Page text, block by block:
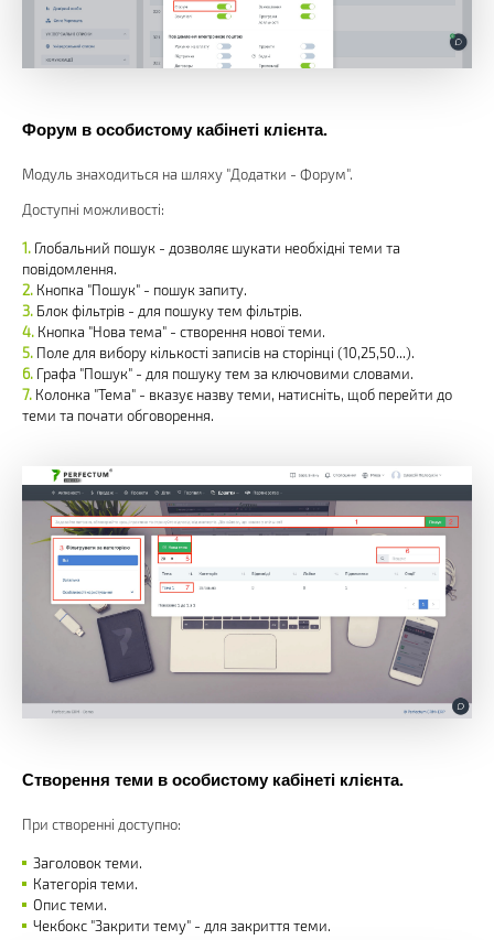
Форум в особистому кабінеті клієнта.
Модуль знаходиться на шляху "Додатки - Форум".
Доступні можливості:
Глобальний пошук - дозволяє шукати необхідні теми та
повідомлення.
Кнопка "Пошук" - пошук запиту.
Блок фільтрів - для пошуку тем фільтрів.
Кнопка "Нова тема" - створення нової теми.
Поле для вибору кількості записів на сторінці (10,25,50...).
Графа "Пошук" - для пошуку тем за ключовими словами.
Колонка "Тема" - вказує назву теми, натисніть, щоб перейти до
теми та почати обговорення.
Створення теми в особистому кабінеті клієнта.
При створенні доступно:
Заголовок теми.
Категорія теми.
Опис теми.
Чекбокс "Закрити тему" - для закриття теми.